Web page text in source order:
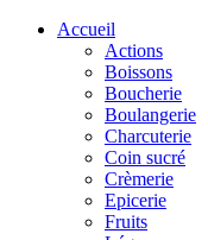
Accueil
Actions
Boissons
Boucherie
Boulangerie
Charcuterie
Coin sucré
Crèmerie
Epicerie
Fruits